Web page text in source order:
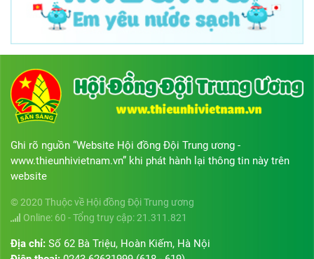
Ghi rõ nguồn “Website Hội đồng Đội Trung ương -
www.thieunhivietnam.vn” khi phát hành lại thông tin này trên
website
© 2020 Thuộc về Hội đồng Đội Trung ương
Online: 60 - Tổng truy cập: 21.311.821
Địa chỉ: Số 62 Bà Triệu, Hoàn Kiếm, Hà Nội